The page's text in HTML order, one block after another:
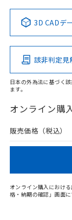
Pb
在庫等で未対応
問い合わせくだ
3D CADデ
該非判定
日本の外為法に基づく
ます。
オンライン購
販売価格（税込）
オンライン購入におけ
格・納期の確認」画面に